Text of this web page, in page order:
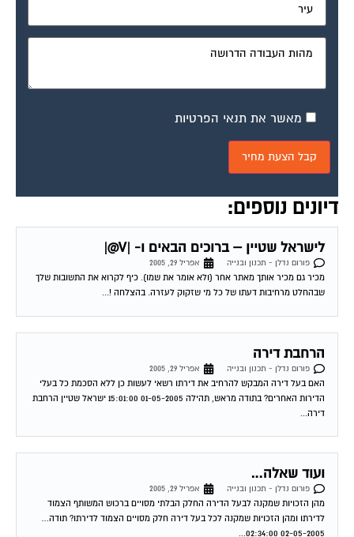
מאשר את תנאי הפרטיות
דיונים נוספים:
לישראל שטיין – ברוכים הבאים ו- |V@|
פורום נדלן - תכנון ובנייה
אפריל 29, 2005
מכיר גם מכיר אותך מאתר אחר (ולא אומר את שמו). כיף לקרוא את התשובות שלך
שבהחלט מרחיבות דעתו של כל מי שזקוק לעזרה. בהצלחה !...
הרחבת דירה
פורום נדלן - תכנון ובנייה
אפריל 29, 2005
האם בעל דירה המבקש להרחיב את דירתו רשאי לעשות כן ללא הסכמת כל בעלי
הדירות האחרים? בתודה מראש, תהילה 01-05-2005 15:01:00 ישראל שטיין הרחבת
דירה...
ועוד שאלה…
פורום נדלן - תכנון ובנייה
אפריל 29, 2005
מהן הזכויות שמקנה לבעל הדירה החלק הבלתי מסויים ברכוש המשותף הצמוד
לדירתו ומהן הזכויות שמקנה לכל בעל דירה חלק מסויים הצמוד לדירתו? תודה…
02-05-2005 02:34:00...